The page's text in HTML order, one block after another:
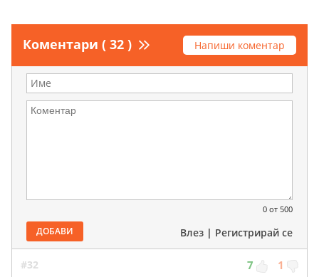
Коментари ( 32 ) Напиши коментар
0 от 500
ДОБАВИ Влез | Регистрирай се
#32 7 1